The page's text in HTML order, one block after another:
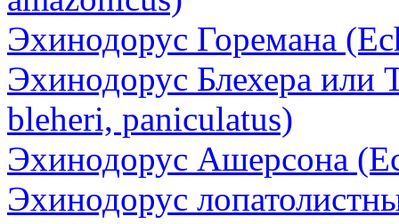
Эхинодорус Горемана
Эхинодорус Блехера или
bleheri, paniculatus)
Эхинодорус Ашерсона
Эхинодорус